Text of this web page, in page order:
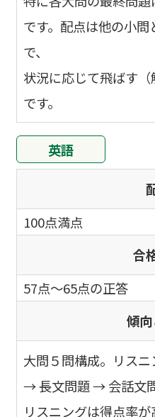
です。配点は他の小
で、
状況に応じて飛ばす
です。
英語
100点満点
合
57点～65点の正答
傾
大問５問構成。リス
→ 長文問題 → 会話文
リスニングは得点率